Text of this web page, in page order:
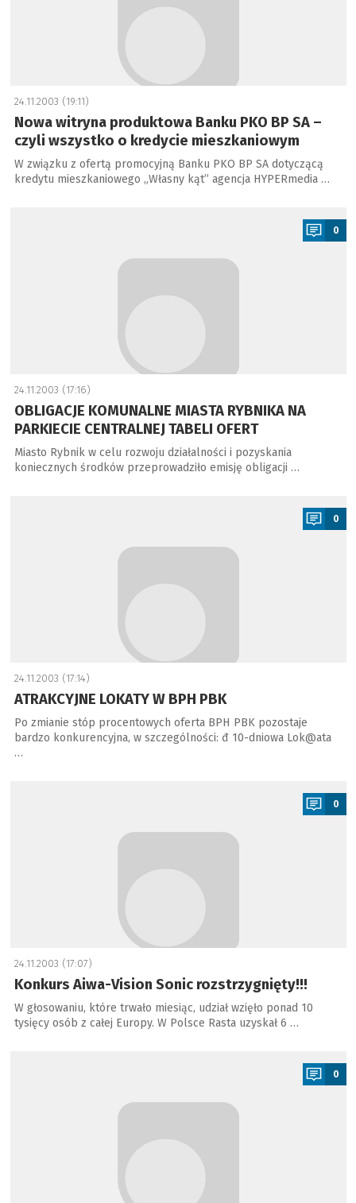
24.11.2003 (19:11)
Nowa witryna produktowa Banku PKO BP SA –
czyli wszystko o kredycie mieszkaniowym
W związku z ofertą promocyjną Banku PKO BP SA dotyczącą
kredytu mieszkaniowego „Własny kąt” agencja HYPERmedia …
0
24.11.2003 (17:16)
OBLIGACJE KOMUNALNE MIASTA RYBNIKA NA
PARKIECIE CENTRALNEJ TABELI OFERT
Miasto Rybnik w celu rozwoju działalności i pozyskania
koniecznych środków przeprowadziło emisję obligacji …
0
24.11.2003 (17:14)
ATRAKCYJNE LOKATY W BPH PBK
Po zmianie stóp procentowych oferta BPH PBK pozostaje
bardzo konkurencyjna, w szczególności: đ 10-dniowa Lok@ata
…
0
24.11.2003 (17:07)
Konkurs Aiwa-Vision Sonic rozstrzygnięty!!!
W głosowaniu, które trwało miesiąc, udział wzięło ponad 10
tysięcy osób z całej Europy. W Polsce Rasta uzyskał 6 …
0